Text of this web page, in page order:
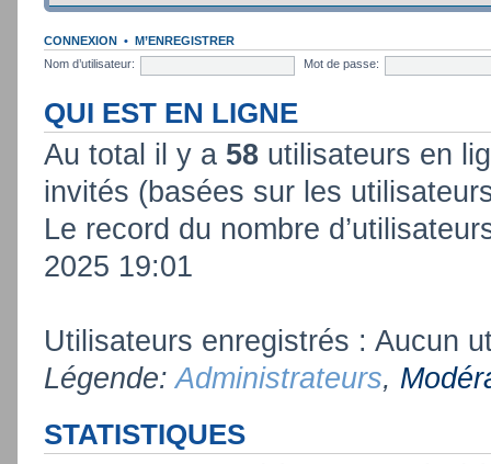
CONNEXION • M’ENREGISTRER
Nom d’utilisateur:
Mot de passe:
QUI EST EN LIGNE
Au total il y a 58 utilisateurs en
invités (basées sur les
Le record du nombre
2025 19:01
Utilisateurs enregistrés : Aucun
Légende:Administrateurs,
STATISTIQUES